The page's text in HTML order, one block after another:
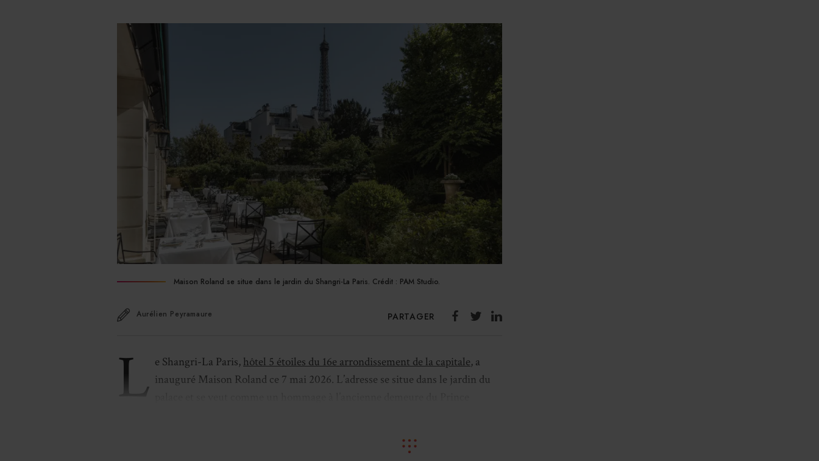
Maison Roland se situe dans le jardin du Shangri-La Paris. Crédit : PAM Studio.
Aurélien Peyramaure PARTAGER
L e Shangri-La Paris,hôtel 5 étoiles du 16e arrondissement de la capitale, a
inauguré Maison Roland ce 7 mai 2026. L’adresse se situe dans le jardin du